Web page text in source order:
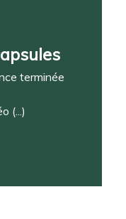
terminée
(...)